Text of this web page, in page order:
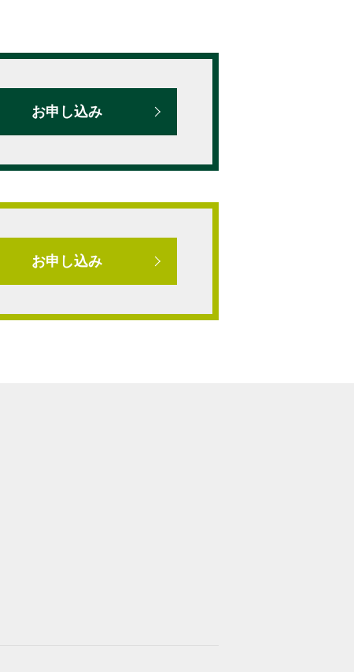
お申し込み
お申し込み